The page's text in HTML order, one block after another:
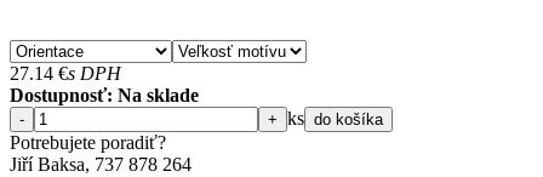
27.14 €s DPH
Dostupnosť: Na sklade
- + ks do košíka
Potrebujete poradiť?
Jiří Baksa, 737 878 ​​264